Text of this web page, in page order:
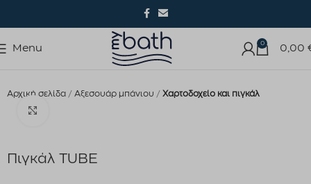
Menu 0 0,00
Αρχική σελίδα Αξεσουάρ μπάνιου Χαρτοδοχείο και πιγκάλ
Πιγκάλ TUBE